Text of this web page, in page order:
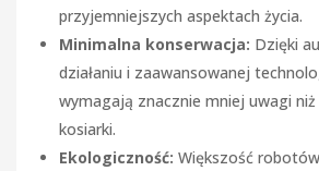
przyjemniejszych aspektach życia.
Minimalna konserwacja: Dzięki
działaniu i zaawansowanej
wymagają znacznie mniej uwagi
kosiarki.
Ekologiczność: Większość